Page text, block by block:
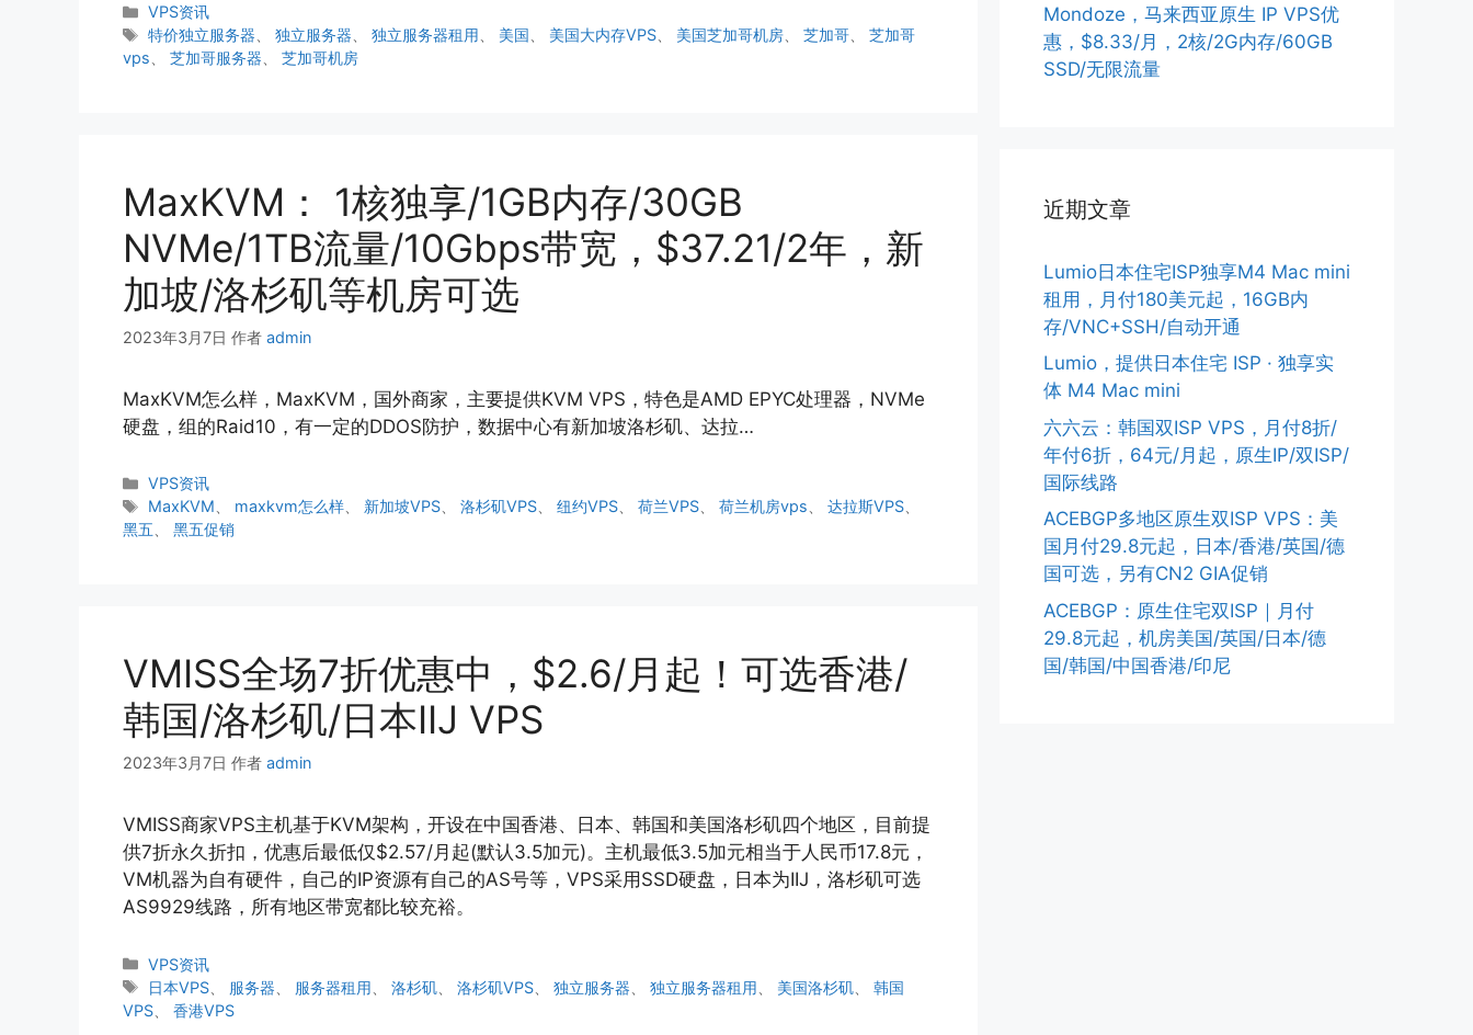
分
类
VPS资讯
标
签
特价独立服务器 、独立服务器 、独立服务器租用 美国 美国大内存VPS 美国芝加哥机房 、芝加哥 、芝加哥
vps
芝加哥服务器 芝加哥机房
MaxKVM： 1核独享/1GB内存/30GB
NVMe/1TB流量/10Gbps带宽，$37.21/2年，新
加坡/洛杉矶等机房可选
2023年3月7日 作者 admin
MaxKVM怎么样，MaxKVM，国外商家，主要提供KVM VPS，特色是AMD EPYC处理器，NVMe
硬盘，组的Raid10，有一定的DDOS防护，数据中心有新加坡洛杉矶、达拉…
分
类
VPS资讯
标
签
MaxKVM、 maxkvm怎么样、 新加坡VPS、洛杉矶VPS、纽约VPS、荷兰VPS、荷兰机房vps、达拉斯VPS、
黑五、 黑五促销
VMISS全场7折优惠中，$2.6/月起！可选香港/
韩国/洛杉矶/日本IIJ VPS
2023年3月7日 作者 admin
VMISS商家VPS主机基于KVM架构，开设在中国香港、日本、韩国和美国洛杉矶四个地区，目前提
供7折永久折扣，优惠后最低仅$2.57/月起(默认3.5加元)。主机最低3.5加元相当于人民币17.8元，
VM机器为自有硬件，自己的IP资源有自己的AS号等，VPS采用SSD硬盘，日本为IIJ，洛杉矶可选
AS9929线路，所有地区带宽都比较充裕。
分
类
VPS资讯
标
签
日本VPS 服务器 服务器租用 、洛杉矶 、洛杉矶VPS 、独立服务器 、独立服务器租用 美国洛杉矶 、韩国
VPS
香港VPS
Mondoze，马来西亚原生 IP VPS优
惠，$8.33/月，2核/2G内存/60GB
SSD/无限流量
近期文章
Lumio日本住宅ISP独享M4 Mac mini
租用，月付180美元起，16GB内
存/VNC+SSH/自动开通
Lumio，提供日本住宅 ISP · 独享实
体 M4 Mac mini
六六云：韩国双ISP VPS，月付8折/
年付6折，64元/月起，原生IP/双ISP/
国际线路
ACEBGP多地区原生双ISP VPS：美
国月付29.8元起，日本/香港/英国/德
国可选，另有CN2 GIA促销
ACEBGP：原生住宅双ISP｜月付
29.8元起，机房美国/英国/日本/德
国/韩国/中国香港/印尼